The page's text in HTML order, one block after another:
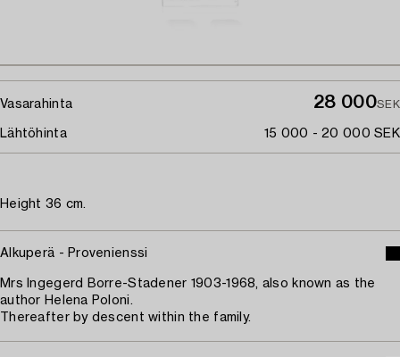
Vasarahinta 28 000SEK
Lähtöhinta 15 000 - 20 000 SEK
Height 36 cm.
Alkuperä - Provenienssi
Mrs Ingegerd Borre-Stadener 1903-1968, also known as the
author Helena Poloni.
Thereafter by descent within the family.